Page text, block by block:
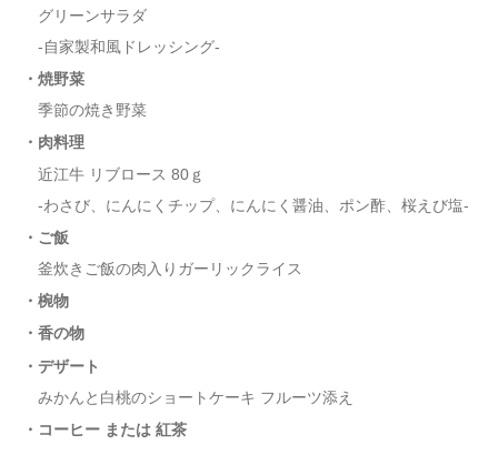
グリーンサラダ
-自家製和風ドレッシング-
・焼野菜
季節の焼き野菜
・肉料理
近江牛 リブロース 80ｇ
-わさび、にんにくチップ、にんにく醤油、ポン酢、桜えび塩-
・ご飯
釜炊きご飯の肉入りガーリックライス
・椀物
・香の物
・デザート
みかんと白桃のショートケーキ フルーツ添え
・コーヒー または 紅茶